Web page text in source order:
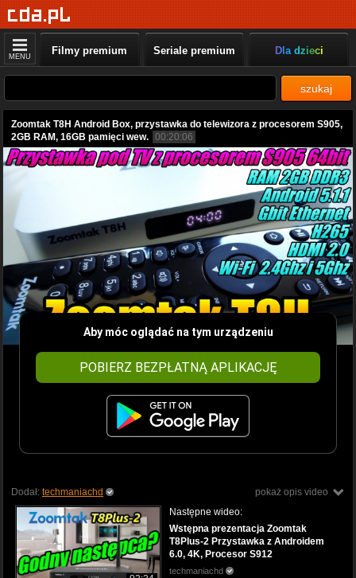
MENU Filmy premium Seriale premium Dla dzieci
szukaj
Zoomtak T8H Android Box, przystawka do telewizora z procesorem S905,
2GB RAM, 16GB pamięci wew. 00:20:06
Aby móc oglądać na tym urządzeniu
POBIERZ BEZPŁATNĄ APLIKACJĘ
pokaż opis video
Dodał: techmaniachd
Następne wideo:
Wstępna prezentacja Zoomtak
T8Plus-2 Przystawka z Androidem
6.0, 4K, Procesor S912
techmaniachd